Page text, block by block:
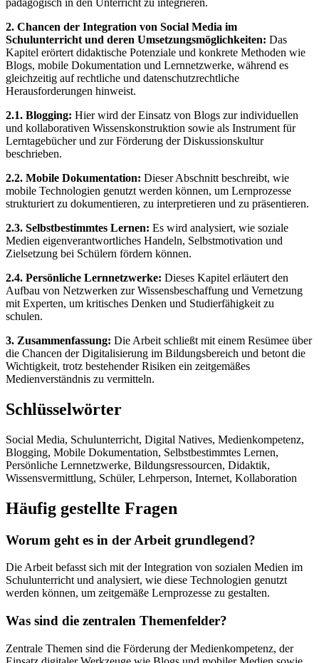
pädagogisch in den Unterricht zu integrieren.
2. Chancen der Integration von Social Media im
Schulunterricht und deren Umsetzungsmöglichkeiten: Das
Kapitel erörtert didaktische Potenziale und konkrete Methoden wie
Blogs, mobile Dokumentation und Lernnetzwerke, während es
gleichzeitig auf rechtliche und datenschutzrechtliche
Herausforderungen hinweist.
2.1. Blogging: Hier wird der Einsatz von Blogs zur individuellen
und kollaborativen Wissenskonstruktion sowie als Instrument für
Lerntagebücher und zur Förderung der Diskussionskultur
beschrieben.
2.2. Mobile Dokumentation: Dieser Abschnitt beschreibt, wie
mobile Technologien genutzt werden können, um Lernprozesse
strukturiert zu dokumentieren, zu interpretieren und zu präsentieren.
2.3. Selbstbestimmtes Lernen: Es wird analysiert, wie soziale
Medien eigenverantwortliches Handeln, Selbstmotivation und
Zielsetzung bei Schülern fördern können.
2.4. Persönliche Lernnetzwerke: Dieses Kapitel erläutert den
Aufbau von Netzwerken zur Wissensbeschaffung und Vernetzung
mit Experten, um kritisches Denken und Studierfähigkeit zu
schulen.
3. Zusammenfassung: Die Arbeit schließt mit einem Resümee über
die Chancen der Digitalisierung im Bildungsbereich und betont die
Wichtigkeit, trotz bestehender Risiken ein zeitgemäßes
Medienverständnis zu vermitteln.
Schlüsselwörter
Social Media, Schulunterricht, Digital Natives, Medienkompetenz,
Blogging, Mobile Dokumentation, Selbstbestimmtes Lernen,
Persönliche Lernnetzwerke, Bildungsressourcen, Didaktik,
Wissensvermittlung, Schüler, Lehrperson, Internet, Kollaboration
Häufig gestellte Fragen
Worum geht es in der Arbeit grundlegend?
Die Arbeit befasst sich mit der Integration von sozialen Medien im
Schulunterricht und analysiert, wie diese Technologien genutzt
werden können, um zeitgemäße Lernprozesse zu gestalten.
Was sind die zentralen Themenfelder?
Zentrale Themen sind die Förderung der Medienkompetenz, der